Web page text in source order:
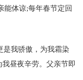
能体谅;每年春节定回
是我骄傲，为我霜染
昼夜辛劳。父亲节即